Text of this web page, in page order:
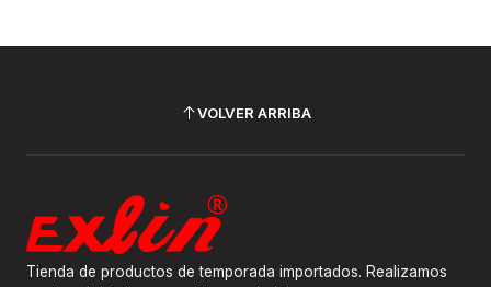
VOLVER ARRIBA
Tienda de productos de temporada importados. Realizamos